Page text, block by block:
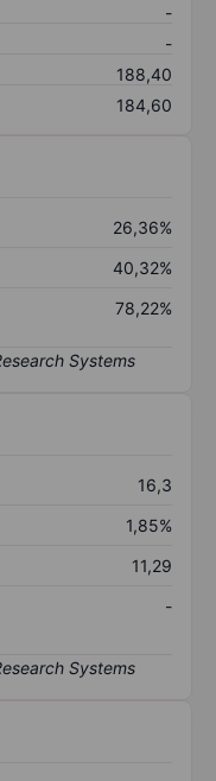
-
-
188,40
184,60
26,36%
40,32%
78,22%
16,3
1,85%
11,29
-